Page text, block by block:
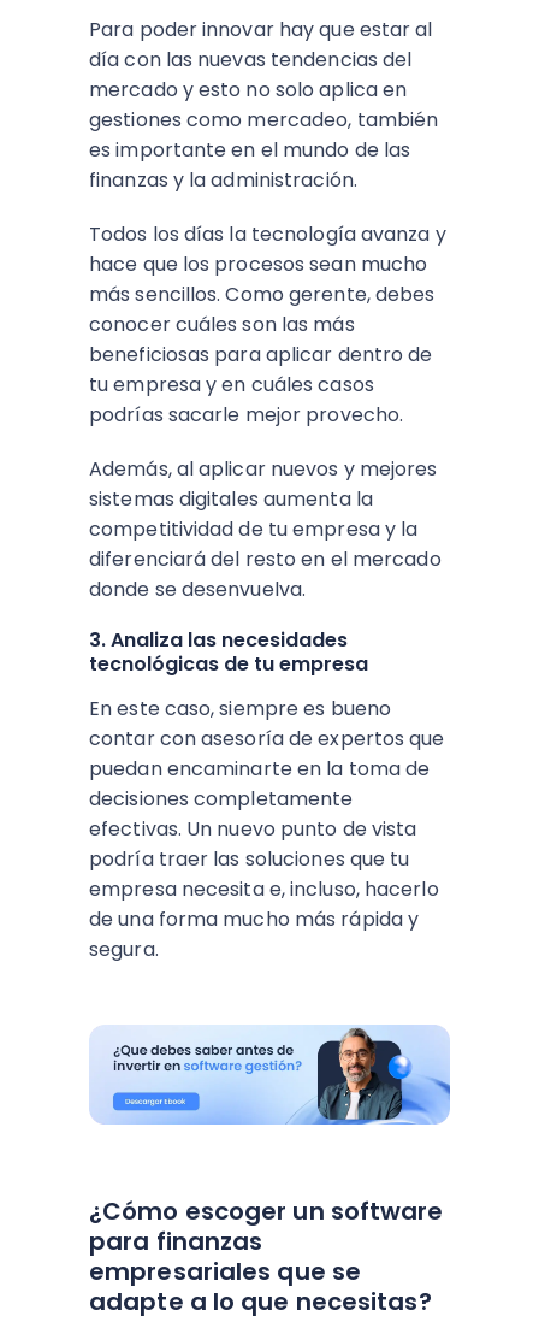
Para poder innovar hay que estar al
día con las nuevas tendencias del
mercado y esto no solo aplica en
gestiones como mercadeo, también
es importante en el mundo de las
finanzas y la administración.
Todos los días la tecnología avanza y
hace que los procesos sean mucho
más sencillos. Como gerente, debes
conocer cuáles son las más
beneficiosas para aplicar dentro de
tu empresa y en cuáles casos
podrías sacarle mejor provecho.
Además, al aplicar nuevos y mejores
sistemas digitales aumenta la
competitividad de tu empresa y la
diferenciará del resto en el mercado
donde se desenvuelva.
3. Analiza las necesidades
tecnológicas de tu empresa
En este caso, siempre es bueno
contar con asesoría de expertos que
puedan encaminarte en la toma de
decisiones completamente
efectivas. Un nuevo punto de vista
podría traer las soluciones que tu
empresa necesita e, incluso, hacerlo
de una forma mucho más rápida y
segura.
¿Cómo escoger un software
para finanzas
empresariales que se
adapte a lo que necesitas?